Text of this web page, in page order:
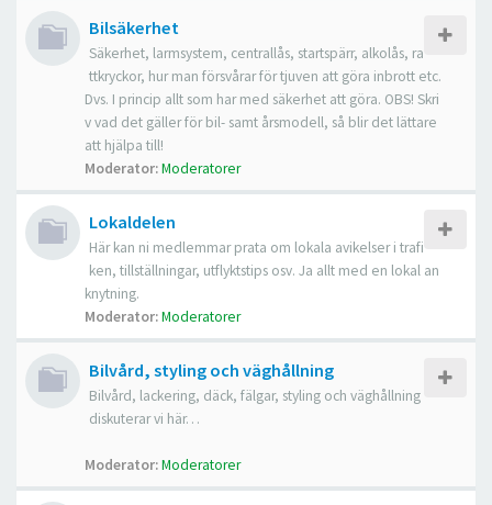
Bilsäkerhet
Säkerhet, larmsystem, centrallås, startspärr, alkolås, ra
ttkryckor, hur man försvårar för tjuven att göra inbrott etc.
Dvs. I princip allt som har med säkerhet att göra. OBS! Skri
v vad det gäller för bil- samt årsmodell, så blir det lättare
att hjälpa till!
Moderator:Moderatorer
Lokaldelen
Här kan ni medlemmar prata om lokala avikelser i trafi
ken, tillställningar, utflyktstips osv. Ja allt med en lokal an
knytning.
Moderator:Moderatorer
Bilvård, styling och väghållning
Bilvård, lackering, däck, fälgar, styling och väghållning
diskuterar vi här…
Moderator:Moderatorer